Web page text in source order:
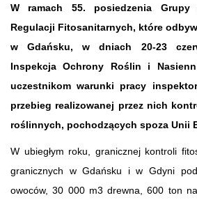
W ramach 55. posiedzenia Grupy
Regulacji Fitosanitarnych, które
w Gdańsku, w dniach 20-23
Inspekcja Ochrony Roślin i
uczestnikom warunki pracy
przebieg realizowanej przez nich
roślinnych, pochodzących spoza Unii
W ubiegłym roku, granicznej kontroli
granicznych w Gdańsku i w Gdyni
owoców, 30 000 m3 drewna, 600 ton